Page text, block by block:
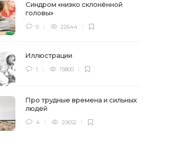
Синдром «низко склонённой
головы»
0 22644
Иллюстрации
1 15800
Про трудные времена и сильных
людей
4 20652